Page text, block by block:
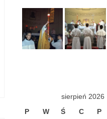
sierpień 2026
P
W Ś C P